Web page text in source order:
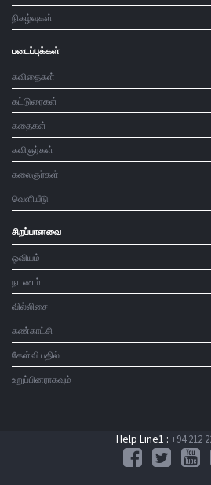
நிகழ்வுகள்
படைப்புக்கள்
கவிதைகள்
கட்டுரைகள்
கதைகள்
கவிஞர்கள்
கலைஞர்கள்
வெளியீடு
சிறப்பானவை
ஓவியம்
நடணம்
வில்லிசை
கண்காட்சி
கேள்வி பதில்
உறுப்பினராகவும்
Help Line1 : +94 212